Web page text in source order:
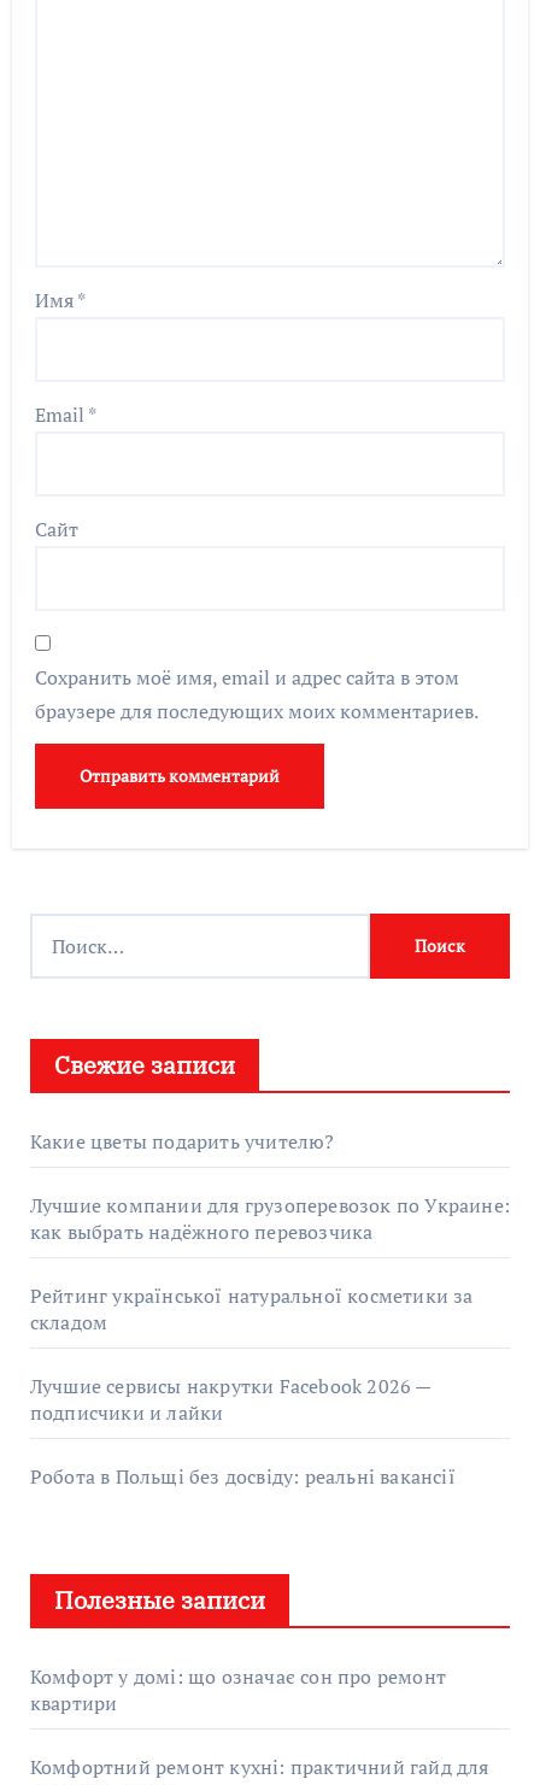
Имя*
Email *
Сайт
Сохранить моё имя, email и адрес сайта в этом
браузере для последующих моих комментариев.
Свежие записи
Какие цветы подарить учителю?
Лучшие компании для грузоперевозок по Украине:
как выбрать надёжного перевозчика
Рейтинг української натуральної косметики за
складом
Лучшие сервисы накрутки Facebook 2026 —
подписчики и лайки
Робота в Польщі без досвіду: реальні вакансії
Полезные записи
Комфорт у домі: що означає сон про ремонт
квартири
Комфортний ремонт кухні: практичний гайд для